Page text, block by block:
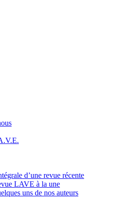
d’une revue récente
LAVE à la une
uns de nos auteurs